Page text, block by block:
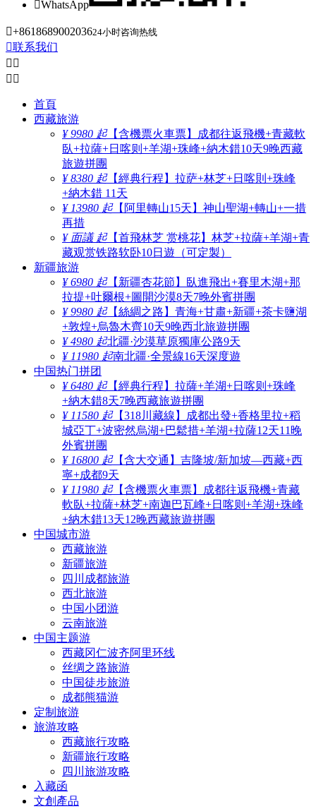
WhatsApp
+861868900203624小时咨询热线
联系我们
 
 
首頁
西藏旅游
¥ 9980 起【含機票火車票】成都往返飛機+青藏軟
臥+拉薩+日喀则+羊湖+珠峰+納木錯10天9晚西藏
旅遊拼團
¥ 8380 起【經典行程】拉萨+林芝+日喀則+珠峰
+納木錯 11天
¥ 13980 起【阿里轉山15天】神山聖湖+轉山+一措
再措
¥ 面議 起【首飛林芝 赏桃花】林芝+拉薩+羊湖+青
藏观赏铁路软卧10日遊（可定製）
新疆旅游
¥ 6980 起【新疆杏花節】臥進飛出+賽里木湖+那
拉提+吐爾根+圖開沙漠8天7晚外賓拼團
¥ 9980 起【絲綢之路】青海+甘肅+新疆+茶卡鹽湖
+敦煌+烏魯木齊10天9晚西北旅遊拼團
¥ 4980 起北疆·沙漠草原獨庫公路9天
¥ 11980 起南北疆·全景線16天深度遊
中国热门拼团
¥ 6480 起【經典行程】拉薩+羊湖+日喀则+珠峰
+納木錯8天7晚西藏旅遊拼團
¥ 11580 起【318川藏線】成都出發+香格里拉+稻
城亞丁+波密然烏湖+巴鬆措+羊湖+拉薩12天11晚
外賓拼團
¥ 16800 起【含大交通】吉隆坡/新加坡—西藏+西
寧+成都9天
¥ 11980 起【含機票火車票】成都往返飛機+青藏
軟臥+拉薩+林芝+南迦巴瓦峰+日喀则+羊湖+珠峰
+納木錯13天12晚西藏旅遊拼團
中国城市游
西藏旅游
新疆旅游
四川成都旅游
西北旅游
中国小团游
云南旅游
中国主题游
西藏冈仁波齐阿里环线
丝绸之路旅游
中国徒步旅游
成都熊猫游
定制旅游
旅游攻略
西藏旅行攻略
新疆旅行攻略
四川旅游攻略
入藏函
文創產品